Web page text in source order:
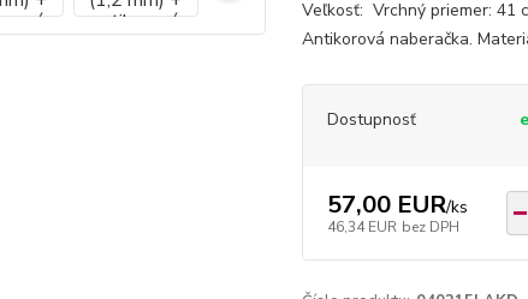
Veľkosť: Vrchný priemer: 41
Antikorová naberačka.
Dostupnosť
57,00 EUR/ks
46,34 EUR bez DPH